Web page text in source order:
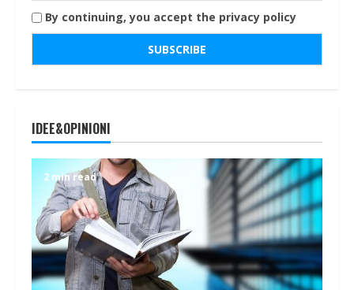
By continuing, you accept the privacy policy
IDEE&OPINIONI
2 min read